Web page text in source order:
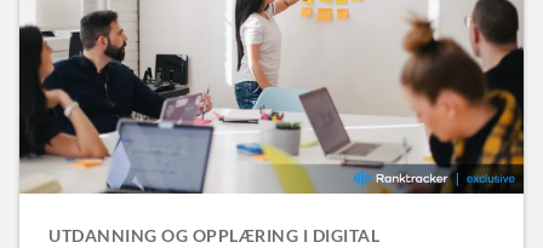
UTDANNING OG OPPLÆRING I DIGITAL